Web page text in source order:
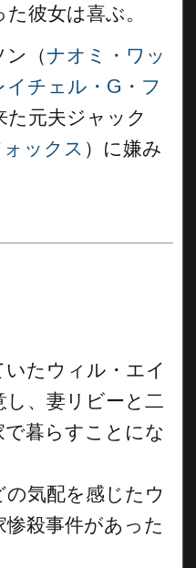
彼女は喜ぶ。
ン（ナオミ・ワッ
イチェル・G・フ
た元夫ジャック
ックス ）に嫌み
たウィル・エイ
、妻リビーと二
で暮らすことにな
気配を感じたウ
殺事件があった